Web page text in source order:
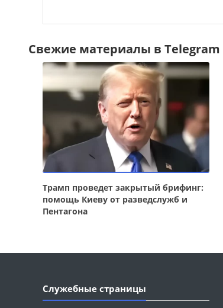
Свежие материалы в Telegram
Трамп проведет закрытый брифинг:
помощь Киеву от разведслужб и
Пентагона
Служебные страницы